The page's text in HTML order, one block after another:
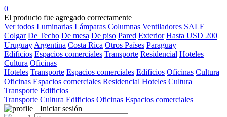
0
El producto fue agregado correctamente
Ver todos Luminarias Lámparas Columnas Ventiladores SALE
Colgar De Techo De mesa De piso Pared Exterior Hasta USD 200
Uruguay Argentina Costa Rica Otros Países Paraguay
Edificios Espacios comerciales Transporte Residencial Hoteles
Cultura Oficinas
Hoteles Transporte Espacios comerciales Edificios Oficinas Cultura
Oficinas Espacios comerciales Residencial Hoteles Cultura
Transporte Edificios
Transporte Cultura Edificios Oficinas Espacios comerciales
Iniciar sesión